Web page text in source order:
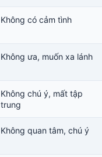
Không có cảm tình
Không ưa, muốn xa lánh
Không chú ý, mất tập
trung
Không quan tâm, chú ý